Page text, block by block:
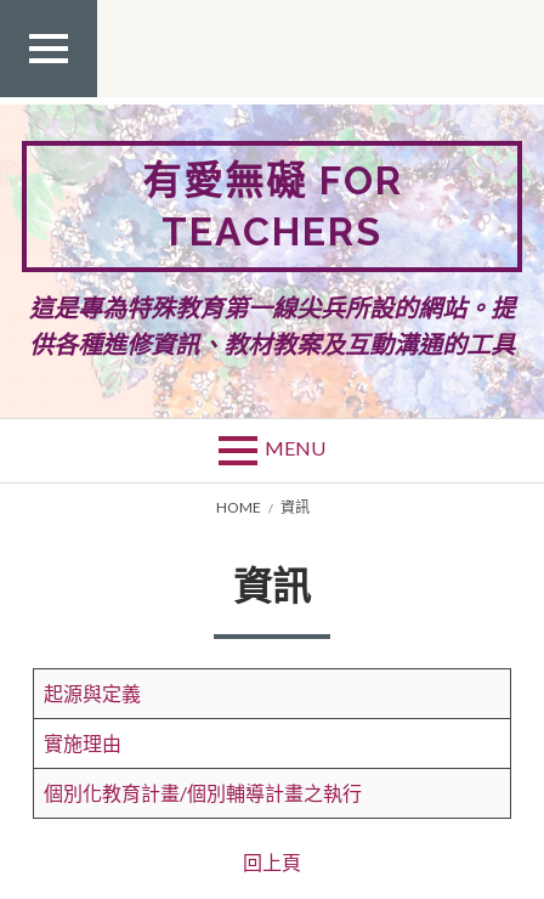
content
TOP
MEN
U
有愛無礙 FOR
TEACHERS
這是專為特殊教育第一線尖兵所設的網站。提
供各種進修資訊、教材教案及互動溝通的工具
MENU
BREADCRUMBSHOME 資訊
資訊
起源與定義
實施理由
個別化教育計畫/個別輔導計畫之執行
回上頁